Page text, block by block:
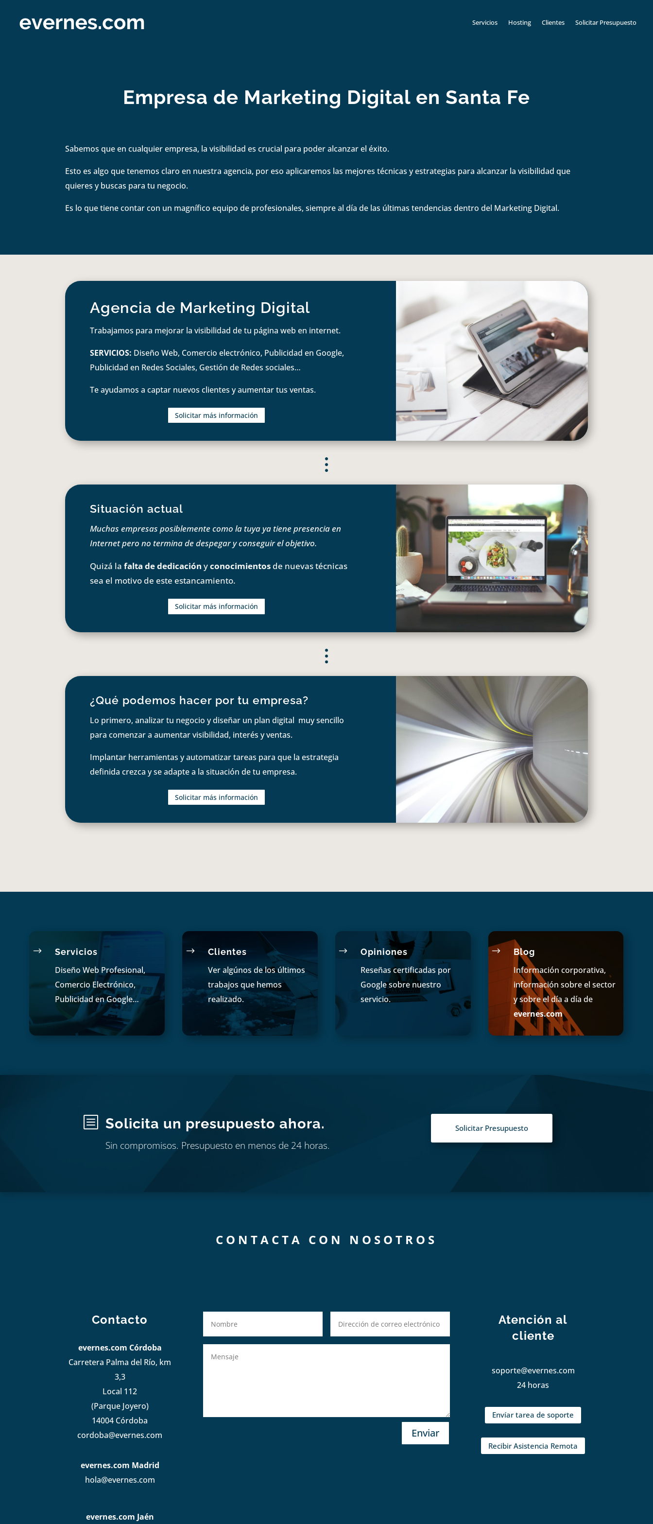
Servicios Hosting Clientes Solicitar Presupuesto
Empresa de Marketing Digital en Santa Fe
Sabemos que en cualquier empresa, la visibilidad es crucial para poder alcanzar el éxito.
Esto es algo que tenemos claro en nuestra agencia, por eso aplicaremos las mejores técnicas y estrategias para alcanzar la visibilidad que
quieres y buscas para tu negocio.
Es lo que tiene contar con un magnífico equipo de profesionales, siempre al día de las últimas tendencias dentro del Marketing Digital.
Agencia de Marketing Digital
Trabajamos para mejorar la visibilidad de tu página web en internet.
SERVICIOS: Diseño Web, Comercio electrónico, Publicidad en Google,
Publicidad en Redes Sociales, Gestión de Redes sociales…
Te ayudamos a captar nuevos clientes y aumentar tus ventas.
Solicitar más información
Situación actual
Muchas empresas posiblemente como la tuya ya tiene presencia en
Internet pero no termina de despegar y conseguir el objetivo.
Quizá lafalta de dedicación yconocimientos de nuevas técnicas
sea el motivo de este estancamiento.
Solicitar más información
¿Qué podemos hacer por tu empresa?
Lo primero, analizar tu negocio y diseñar un plan digital muy sencillo
para comenzar a aumentar visibilidad, interés y ventas.
Implantar herramientas y automatizar tareas para que la estrategia
definida crezca y se adapte a la situación de tu empresa.
Solicitar más información
$ Servicios
Diseño Web Profesional,
Comercio Electrónico,
Publicidad en Google…
$ Clientes
Ver algúnos de los últimos
trabajos que hemos
realizado.
$ Opiniones
Reseñas certificadas por
Google sobre nuestro
servicio.
$ Blog
Información corporativa,
información sobre el sector
y sobre el día a día de
evernes.com
b Solicita un presupuesto ahora.
Sin compromisos. Presupuesto en menos de 24 horas.
Solicitar Presupuesto
CONTACTA CON NOSOTROS
Contacto
evernes.com Córdoba
Carretera Palma del Río, km
3,3
Local 112
(Parque Joyero)
14004 Córdoba
cordoba@evernes.com
evernes.com Madrid
hola@evernes.com
evernes.com Jaén
Enviar
Atención al
cliente
soporte@evernes.com
24 horas
Envíar tarea de soporte
Recibir Asistencia Remota